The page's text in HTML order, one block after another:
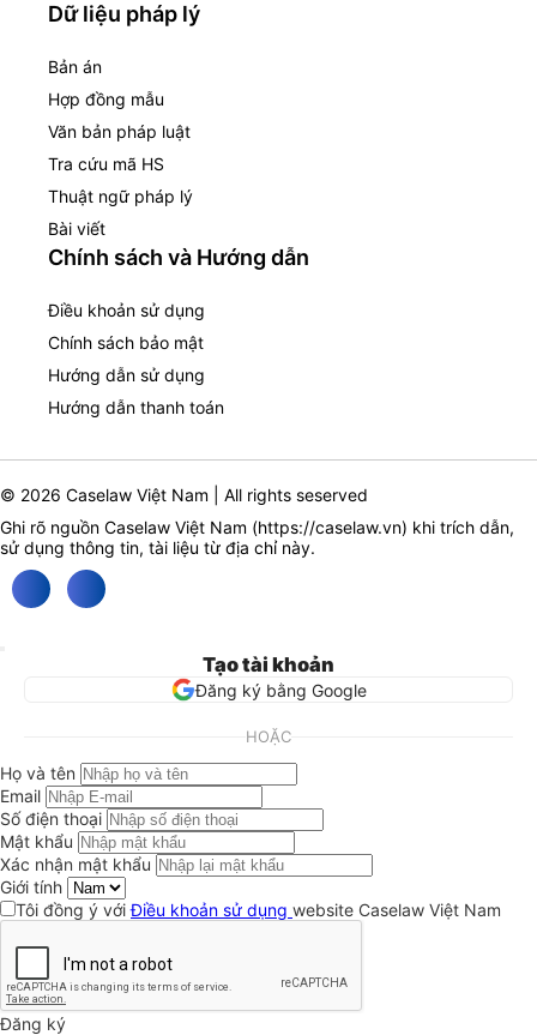
Dữ liệu pháp lý
Bản án
Hợp đồng mẫu
Văn bản pháp luật
Tra cứu mã HS
Thuật ngữ pháp lý
Bài viết
Chính sách và Hướng dẫn
Điều khoản sử dụng
Chính sách bảo mật
Hướng dẫn sử dụng
Hướng dẫn thanh toán
© 2026 Caselaw Việt Nam | All rights seserved
Ghi rõ nguồn Caselaw Việt Nam (https://caselaw.vn) khi trích dẫn,
sử dụng thông tin, tài liệu từ địa chỉ này.
Tạo tài khoản
Đăng ký bằng Google
HOẶC
Họ và tên
Email
Số điện thoại
Mật khẩu
Xác nhận mật khẩu
Giới tính
Tôi đồng ý vớiĐiều khoản sử dụng website Caselaw Việt Nam
Đăng ký